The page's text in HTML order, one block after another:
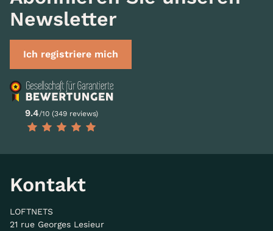
Newsletter
Ich registriere mich
9.4/10 (349 reviews)
Kontakt
LOFTNETS
21 rue Georges Lesieur